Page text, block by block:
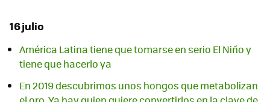
16 julio
América Latina tiene que tomarse en serio El Niño y
tiene que hacerlo ya
En 2019 descubrimos unos hongos que metabolizan